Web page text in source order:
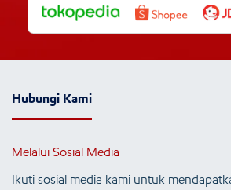
Hubungi Kami
Melalui Sosial Media
Ikuti sosial media kami untuk